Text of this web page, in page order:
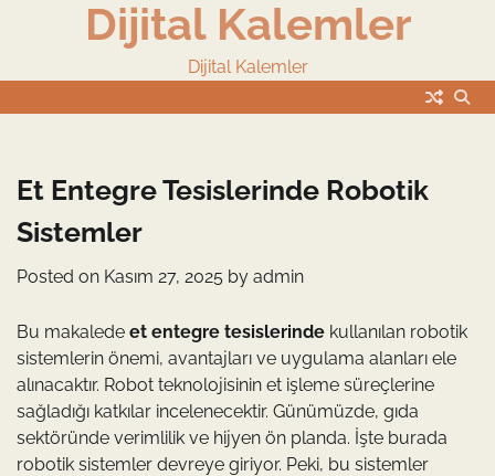
Dijital Kalemler
Dijital Kalemler
Et Entegre Tesislerinde Robotik
Sistemler
Posted on Kasım 27, 2025 by admin
Bu makalede et entegre tesislerinde kullanılan robotik
sistemlerin önemi, avantajları ve uygulama alanları ele
alınacaktır. Robot teknolojisinin et işleme süreçlerine
sağladığı katkılar incelenecektir. Günümüzde, gıda
sektöründe verimlilik ve hijyen ön planda. İşte burada
robotik sistemler devreye giriyor. Peki, bu sistemler